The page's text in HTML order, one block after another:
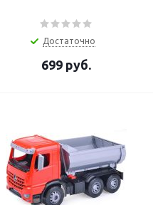
Достаточно
699 руб.